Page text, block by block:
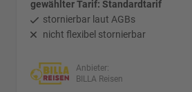
gewählter Tarif: Standardtarif
stornierbar laut AGBs
nicht flexibel stornierbar
Anbieter:
BILLA Reisen